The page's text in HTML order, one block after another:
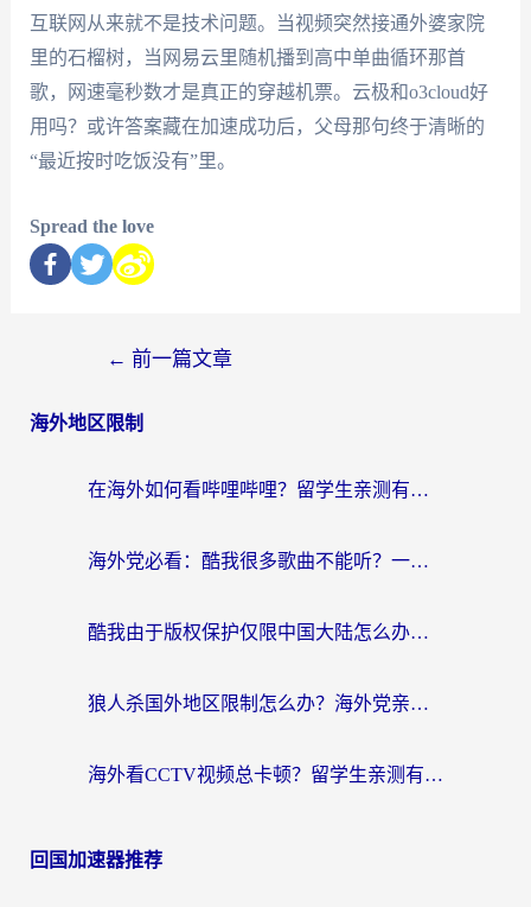
互联网从来就不是技术问题。当视频突然接通外婆家院
里的石榴树，当网易云里随机播到高中单曲循环那首
歌，网速毫秒数才是真正的穿越机票。云极和o3cloud好
用吗？或许答案藏在加速成功后，父母那句终于清晰的
“最近按时吃饭没有”里。
Spread the love
← 前一篇文章
海外地区限制
在海外如何看哔哩哔哩？留学生亲测有效的回国加速指南
海外党必看：酷我很多歌曲不能听？一招解决优酷版权限制+B站地域问题！
酷我由于版权保护仅限中国大陆怎么办？海外党亲测有效的解锁指南
狼人杀国外地区限制怎么办？海外党亲测有效的全场景回国加速指南
海外看CCTV视频总卡顿？留学生亲测有效的回国加速器选择指南
回国加速器推荐